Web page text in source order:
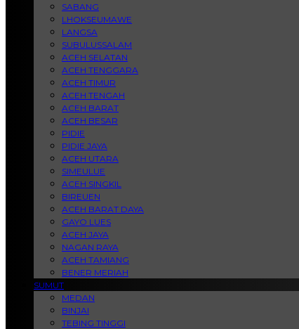
SABANG
LHOKSEUMAWE
LANGSA
SUBULUSSALAM
ACEH SELATAN
ACEH TENGGARA
ACEH TIMUR
ACEH TENGAH
ACEH BARAT
ACEH BESAR
PIDIE
PIDIE JAYA
ACEH UTARA
SIMEULUE
ACEH SINGKIL
BIREUEN
ACEH BARAT DAYA
GAYO LUES
ACEH JAYA
NAGAN RAYA
ACEH TAMIANG
BENER MERIAH
SUMUT
MEDAN
BINJAI
TEBING TINGGI